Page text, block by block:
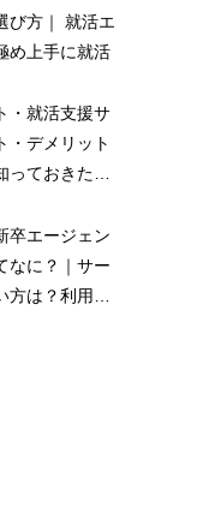
び方｜ 就活エ
め上手に就活
・就活支援サ
・デメリット
っておきたい
卒エージェン
なに？｜サー
方は？利用ま